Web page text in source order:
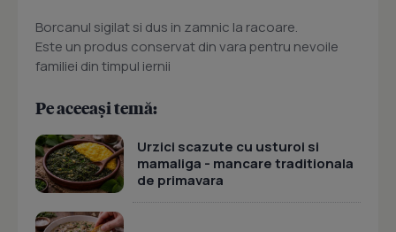
Borcanul sigilat si dus in zamnic la racoare.
Este un produs conservat din vara pentru nevoile
familiei din timpul iernii
Pe aceeași temă:
Urzici scazute cu usturoi si
mamaliga - mancare traditionala
de primavara